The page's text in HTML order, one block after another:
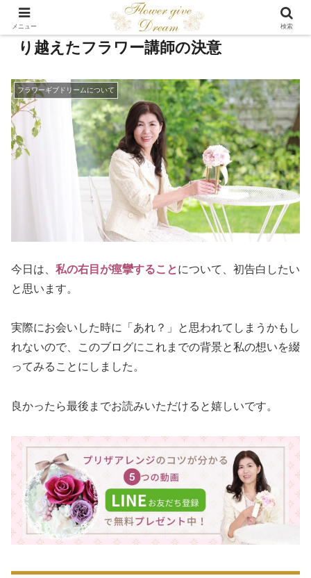
目の痙攣は私の勲章！ダブル受験を乗
り越えたフラワー講師の決意
フラワーギブドリームについて
今日は、 私の右目が痙攣することについて、初告白したい
と思います。
実際にお会いした時に「あれ？」と思われてしまうかもし
れないので、このブログにこれまでの背景と私の想いを綴
ってみることにしました。
良かったら最後までお読みいただけると嬉しいです。
メニュー 検索